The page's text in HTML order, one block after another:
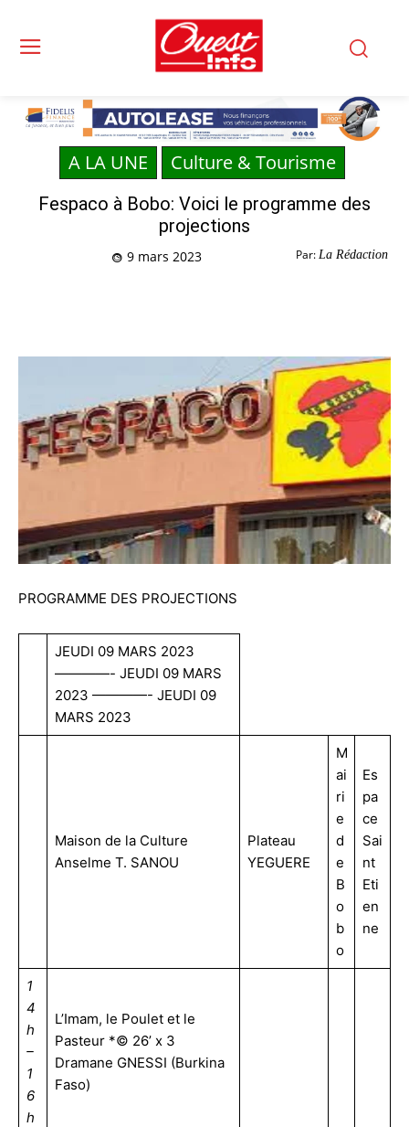
A LA UNE Culture & Tourisme
Fespaco à Bobo: Voici le programme des
projections
Par: La Rédaction
9 mars 2023
PROGRAMME DES PROJECTIONS
JEUDI 09 MARS 2023
————- JEUDI 09 MARS
2023 ————- JEUDI 09
MARS 2023
Maison de la Culture
Anselme T. SANOU
Plateau
YEGUERE
M
ai
ri
e
d
e
B
o
b
o
Es
pa
ce
Sai
nt
Eti
en
ne
1
4
h
–
1
6
h
L’Imam, le Poulet et le
Pasteur *© 26’ x 3
Dramane GNESSI (Burkina
Faso)